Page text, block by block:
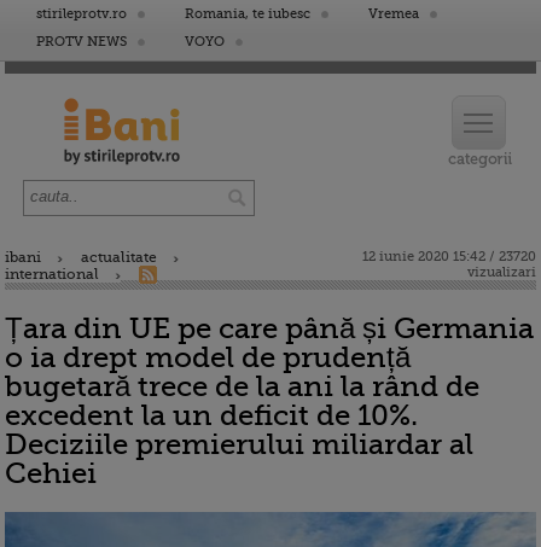
stirileprotv.ro Romania, te iubesc
Vremea
PROTV NEWS
VOYO
ibani
actualitate
international
12 iunie 2020 15:42 / 23720
vizualizari
Țara din UE pe care până și Germania
o ia drept model de prudență
bugetară trece de la ani la rând de
excedent la un deficit de 10%.
Deciziile premierului miliardar al
Cehiei